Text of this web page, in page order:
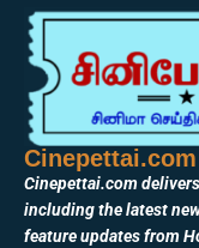
Cinepettai.com
Cinepettai.com
including the latest
feature updates from